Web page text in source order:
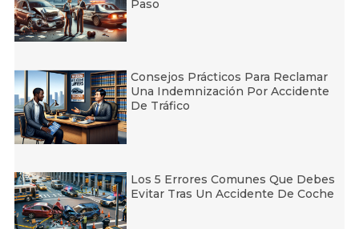
Paso
Consejos Prácticos Para Reclamar
Una Indemnización Por Accidente
De Tráfico
Los 5 Errores Comunes Que Debes
Evitar Tras Un Accidente De Coche